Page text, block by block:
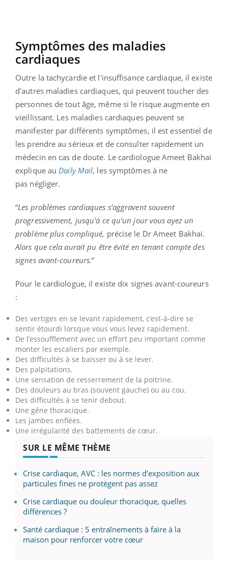
Symptômes des maladies
cardiaques
Outre la tachycardie et l'insuffisance cardiaque, il existe
d'autres maladies cardiaques, qui peuvent toucher des
personnes de tout âge, même si le risque augmente en
vieillissant. Les maladies cardiaques peuvent se
manifester par différents symptômes, il est essentiel de
les prendre au sérieux et de consulter rapidement un
médecin en cas de doute. Le cardiologue Ameet Bakhai
explique au Daily Mail, les symptômes à ne
pas négliger.
“Les problèmes cardiaques s’aggravent souvent
progressivement, jusqu'à ce qu'un jour vous ayez un
problème plus compliqué, précise le Dr Ameet Bakhai.
Alors que cela aurait pu être évité en tenant compte des
signes avant-coureurs.”
Pour le cardiologue, il existe dix signes avant-coureurs
:
Des vertiges en se levant rapidement, c’est-à-dire se
sentir étourdi lorsque vous vous levez rapidement.
De l’essoufflement avec un effort peu important comme
monter les escaliers par exemple.
Des difficultés à se baisser ou à se lever.
Des palpitations.
Une sensation de resserrement de la poitrine.
Des douleurs au bras (souvent gauche) ou au cou.
Des difficultés à se tenir debout.
Une gêne thoracique.
Les jambes enflées.
Une irrégularité des battements de cœur.
SUR LE MÊME THÈME
Crise cardiaque, AVC : les normes d'exposition aux
particules fines ne protègent pas assez
Crise cardiaque ou douleur thoracique, quelles
différences ?
Santé cardiaque : 5 entraînements à faire à la
maison pour renforcer votre cœur